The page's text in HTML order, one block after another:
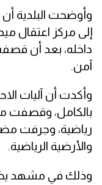
وأوضحت البلدية أن
إلى مركز اعتقال
داخله، بعد أن
آمن.
وأكدت أن آليات
بالكامل، وقصفت
رياضية، وجرفت
والأرضية الرياضية.
وذلك في مشهد